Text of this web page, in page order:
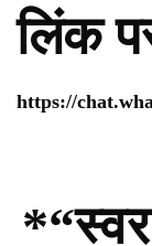
लिंक
https://
*“स्वर